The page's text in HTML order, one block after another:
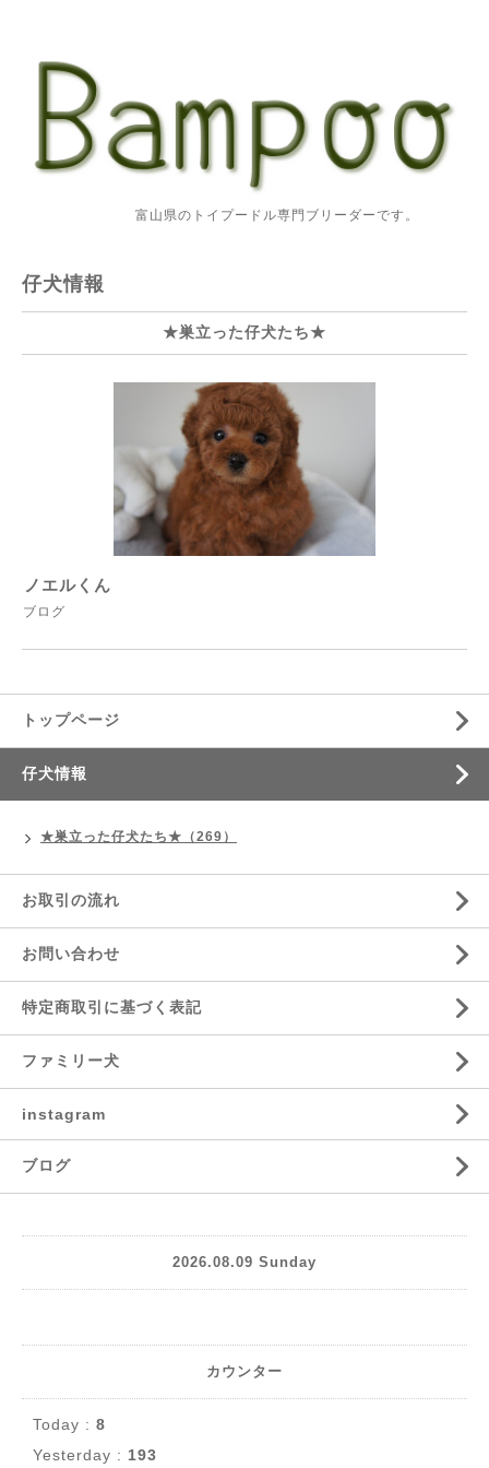
富山県のトイプードル専門ブリーダーです。
仔犬情報
★巣立った仔犬たち★
ノエルくん
ブログ
トップページ
仔犬情報
★巣立った仔犬たち★（269）
お取引の流れ
お問い合わせ
特定商取引に基づく表記
ファミリー犬
instagram
ブログ
2026.08.09 Sunday
カウンター
Today : 8
Yesterday : 193